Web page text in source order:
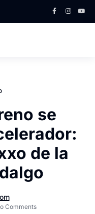
se
de la
Comments